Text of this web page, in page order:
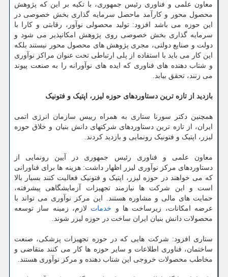
معاون علمی و فناوری رئیس جمهوری، با تکیه بر این که پژوهش
محصول محور و کارآمد ماحصل سرمایه گذاری بخش خصوصی در
این حوزه می باشد افزود: تولید محصولی نوآور، رقابتی و کارا با
سرمایه گذاری بخش خصوصی روی پژوهش امکانپذیر می شود و
دولت و صنایع دولتی، مجری پژوهش های محصول محور نیستند بلکه
این کار می باید با استفاده از پلی ارتباطی تحت عنوان مراکز نوآوری
و شتاب دهنده های فناوری که ایده های نوآورانه را به صنعت پیوند
می زنند، تحقق بیابد.
بازدید از تازه ترین دستاوردهای حوزه لیزر، اپتیک و فتونیک
همچنین دکتر سورنا ستاری به همراه رییس سازمان انرژی اتمی
ایران، از تازه ترین دستاوردهای شرکتهای دانش بنیان و خلاق حوزه
لیزر، اپتیک و فتونیک رونمایی و بازدید کردند.
معاون علمی و فناوری رئیس جمهوری در آیین رونمایی از
دستاوردهای مرکز نوآوری لیزر اظهار داشت: هزینه ها برای فناورانی
که می خواهند در حوزه لیزر، اپتیک و فتونیک فعالیت کنند بسیار بالا
است و این شرکت ها نیازمند تجهیزات آزمایشگاهی پیشرفته،
حمایت های مالی و مشاوره هستند. این مرکز نوآوری می تواند با
عرضه امکانات، زیرساخت ها و خدمات لازم، زمینه ساز توسعه
محصولات دانش بنیان ایران ساخت در حوزه لیزر شوند.
ستاری افزود: شرکت هایی که در حوزه تجهیزات پزشکی، صنعت
ساختمان، فناوری اطلاعات و سایر حوزه ها کار می کنند متقاضی و
مخاطب محصولات خروجی این شتاب دهنده و مرکز نوآوری هستند.